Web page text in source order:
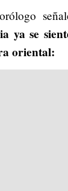
ya se
oriental: